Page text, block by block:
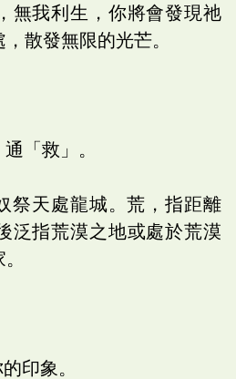
無我利生，你將會發現祂
散發無限的光芒。
「救」。
祭天處龍城。荒，指距離
泛指荒漠之地或處於荒漠
印象。